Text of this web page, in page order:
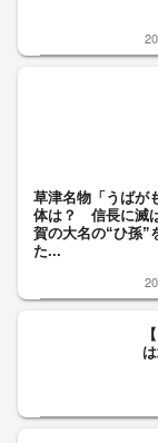
草津名物「うばが
体は？ 信長に滅
賀の大名の“ひ孫”
た...